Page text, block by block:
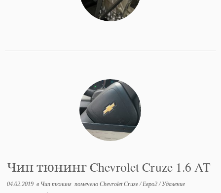
Чип тюнинг Chevrolet Cruze 1.6 AT
04.02.2019 в Чип тюнинг помеченоChevrolet Cruze/ Евро2/ Удаление